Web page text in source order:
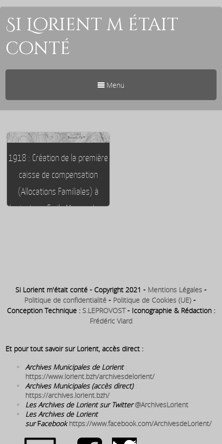
Si Lorient m était
conté
Menu
1918 : Création de la première
caisse de compensation
(Allocations Familiales) à
Lorient par Emile Marcesche –
Si Lorient m'était conté - Copyright 2021 - Mentions Légales -
Politique de confidentialité - Politique de Cookies (UE) -
Conception Technique : S.LEPROVOST- Iconographie & Rédaction :
Frédéric Viard
Et pour tout savoir sur Lorient, accès direct :
Archives Municipales de Lorient
https://www.lorient.bzh/archivesdelorient/
Archives Municipales (accès direct):
https://archives.lorient.bzh/
Les Archives de Lorient sur Twitter @ArchivesLorient
Les Archives de Lorient
sur Facebook https://www.facebook.com/ArchivesdeLorient/